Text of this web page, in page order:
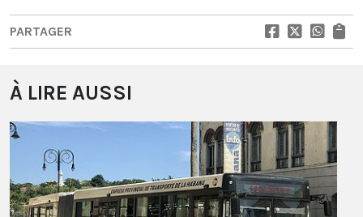
PARTAGER
À LIRE AUSSI